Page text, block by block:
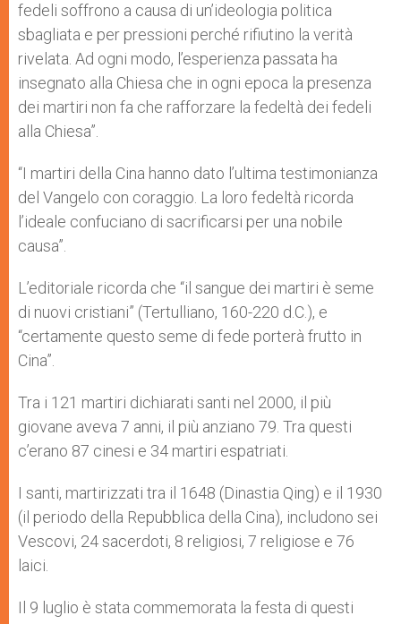
fedeli soffrono a causa di un’ideologia politica
sbagliata e per pressioni perché rifiutino la verità
rivelata. Ad ogni modo, l’esperienza passata ha
insegnato alla Chiesa che in ogni epoca la presenza
dei martiri non fa che rafforzare la fedeltà dei fedeli
alla Chiesa”.
“I martiri della Cina hanno dato l’ultima testimonianza
del Vangelo con coraggio. La loro fedeltà ricorda
l’ideale confuciano di sacrificarsi per una nobile
causa”.
L’editoriale ricorda che “il sangue dei martiri è seme
di nuovi cristiani” (Tertulliano, 160-220 d.C.), e
“certamente questo seme di fede porterà frutto in
Cina”.
Tra i 121 martiri dichiarati santi nel 2000, il più
giovane aveva 7 anni, il più anziano 79. Tra questi
c’erano 87 cinesi e 34 martiri espatriati.
I santi, martirizzati tra il 1648 (Dinastia Qing) e il 1930
(il periodo della Repubblica della Cina), includono sei
Vescovi, 24 sacerdoti, 8 religiosi, 7 religiose e 76
laici.
Il 9 luglio è stata commemorata la festa di questi